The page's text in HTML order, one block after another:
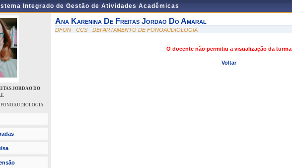
Integrado de Gestão de Atividades Acadêmicas
JORDAO DO
FONOAUDIOLOGIA
Ana Karenina De Freitas Jordao Do Amaral
DFON - CCS - DEPARTAMENTO DE FONOAUDIOLOGIA
O docente não permitiu a visualização da turma
Voltar